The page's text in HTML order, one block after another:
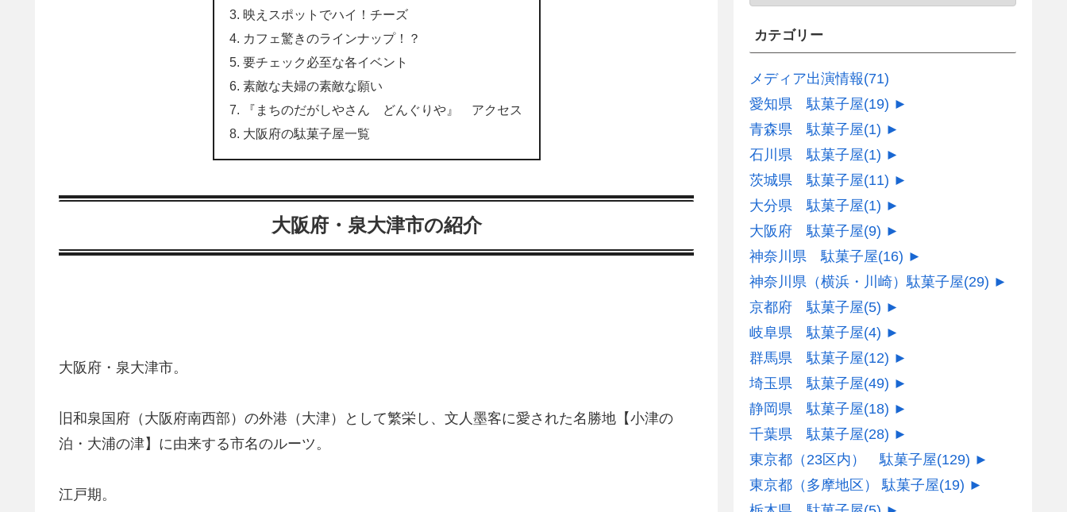
映えスポットでハイ！チーズ
カフェ驚きのラインナップ！？
要チェック必至な各イベント
素敵な夫婦の素敵な願い
『まちのだがしやさん どんぐりや』 アクセス
大阪府の駄菓子屋一覧
大阪府・泉大津市の紹介
大阪府・泉大津市。
旧和泉国府（大阪府南西部）の外港（大津）として繁栄し、文人墨客に愛された名勝地【小津の
泊・大浦の津】に由来する市名のルーツ。
江戸期。
カテゴリー
メディア出演情報(71)
愛知県 駄菓子屋(19) ►
青森県 駄菓子屋(1) ►
石川県 駄菓子屋(1) ►
茨城県 駄菓子屋(11) ►
大分県 駄菓子屋(1) ►
大阪府 駄菓子屋(9) ►
神奈川県 駄菓子屋(16) ►
神奈川県（横浜・川崎）駄菓子屋(29) ►
京都府 駄菓子屋(5) ►
岐阜県 駄菓子屋(4) ►
群馬県 駄菓子屋(12) ►
埼玉県 駄菓子屋(49) ►
静岡県 駄菓子屋(18) ►
千葉県 駄菓子屋(28) ►
東京都（23区内） 駄菓子屋(129) ►
東京都（多摩地区） 駄菓子屋(19) ►